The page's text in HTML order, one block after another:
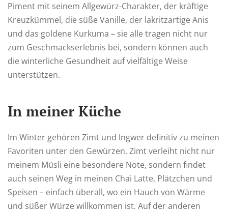
Piment mit seinem Allgewürz-Charakter, der kräftige
Kreuzkümmel, die süße Vanille, der lakritzartige Anis
und das goldene Kurkuma – sie alle tragen nicht nur
zum Geschmackserlebnis bei, sondern können auch
die winterliche Gesundheit auf vielfältige Weise
unterstützen.
In meiner Küche
Im Winter gehören Zimt und Ingwer definitiv zu meinen
Favoriten unter den Gewürzen. Zimt verleiht nicht nur
meinem Müsli eine besondere Note, sondern findet
auch seinen Weg in meinen Chai Latte, Plätzchen und
Speisen – einfach überall, wo ein Hauch von Wärme
und süßer Würze willkommen ist. Auf der anderen